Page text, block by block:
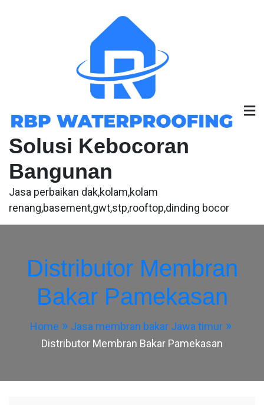
Solusi Kebocoran
Bangunan
Jasa perbaikan dak,kolam,kolam
renang,basement,gwt,stp,rooftop,dinding bocor
Distributor Membran
Bakar Pamekasan
Home
Jasa membran bakar Jawa timur
Distributor Membran Bakar Pamekasan